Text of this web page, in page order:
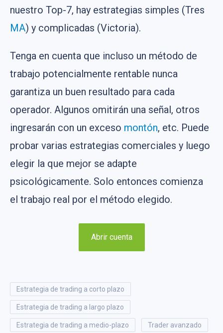
nuestro Top-7, hay estrategias simples (Tres
MA) y complicadas (Victoria).
Tenga en cuenta que incluso un método de
trabajo potencialmente rentable nunca
garantiza un buen resultado para cada
operador. Algunos omitirán una señal, otros
ingresarán con un exceso montón, etc. Puede
probar varias estrategias comerciales y luego
elegir la que mejor se adapte
psicológicamente. Solo entonces comienza
el trabajo real por el método elegido.
Abrir cuenta
estrategia de trading a corto plazo
estrategia de trading a largo plazo
estrategia de trading a medio-plazo trader avanzado